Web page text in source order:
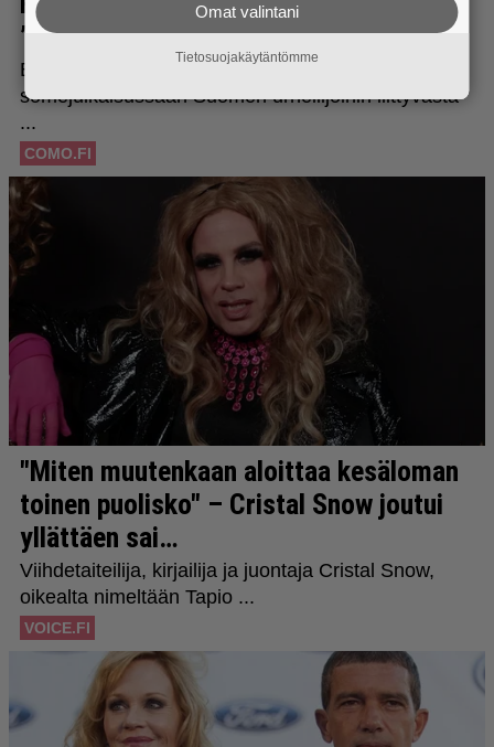
Omat valintani
Tietosuojakäytäntömme